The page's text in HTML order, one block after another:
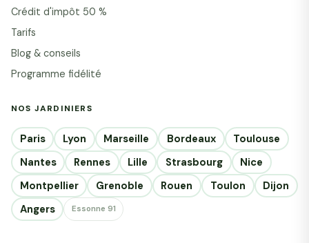
Crédit d'impôt 50 %
Tarifs
Blog & conseils
Programme fidélité
NOS JARDINIERS
Paris Lyon Marseille Bordeaux
Toulouse
Nantes
Rennes Lille Strasbourg
Nice
Montpellier
Grenoble Rouen Toulon
Dijon
Angers
Essonne 91